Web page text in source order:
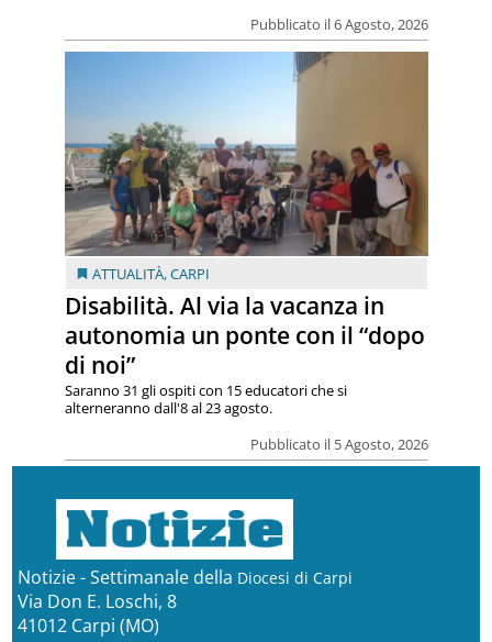
Pubblicato il 6 Agosto, 2026
ATTUALITÀ,CARPI
Disabilità. Al via la vacanza in
autonomia un ponte con il “dopo
di noi”
Pubblicato il 5 Agosto, 2026
Saranno 31 gli ospiti con 15 educatori che si
alterneranno dall'8 al 23 agosto.
Notizie - Settimanale della Diocesi di Carpi
Via Don E. Loschi, 8
41012 Carpi (MO)